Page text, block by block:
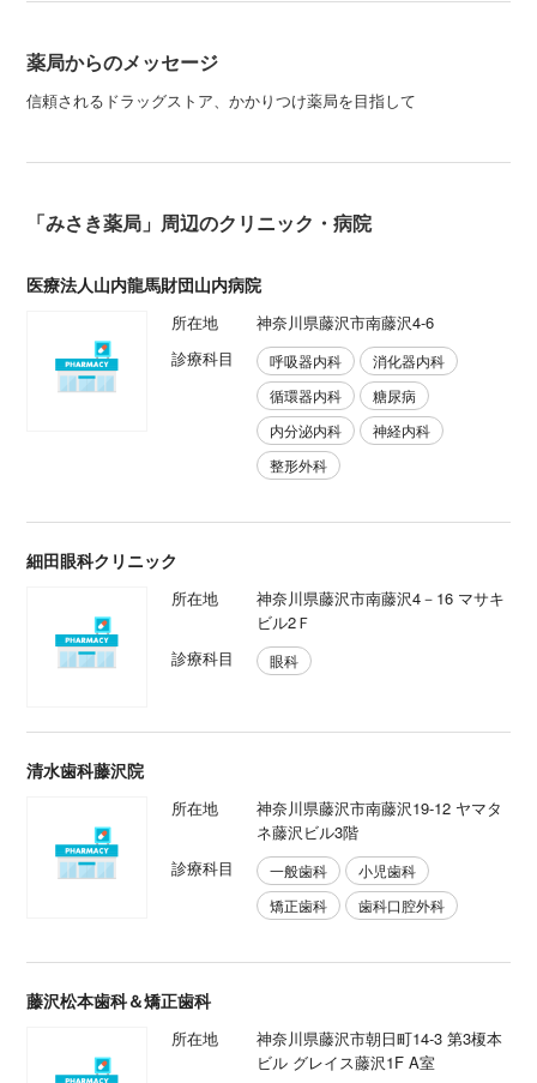
薬局からのメッセージ
信頼されるドラッグストア、かかりつけ薬局を目指して
「みさき薬局」周辺のクリニック・病院
医療法人山内龍馬財団山内病院
所在地
神奈川県藤沢市南藤沢4-6
診療科目
呼吸器内科
消化器内科
循環器内科
糖尿病
内分泌内科
神経内科
整形外科
細田眼科クリニック
所在地
神奈川県藤沢市南藤沢4－16 マサキ
ビル2Ｆ
診療科目
眼科
清水歯科藤沢院
所在地
神奈川県藤沢市南藤沢19-12 ヤマタ
ネ藤沢ビル3階
診療科目
一般歯科
小児歯科
矯正歯科
歯科口腔外科
藤沢松本歯科＆矯正歯科
所在地
神奈川県藤沢市朝日町14-3 第3榎本
ビル グレイス藤沢1F A室